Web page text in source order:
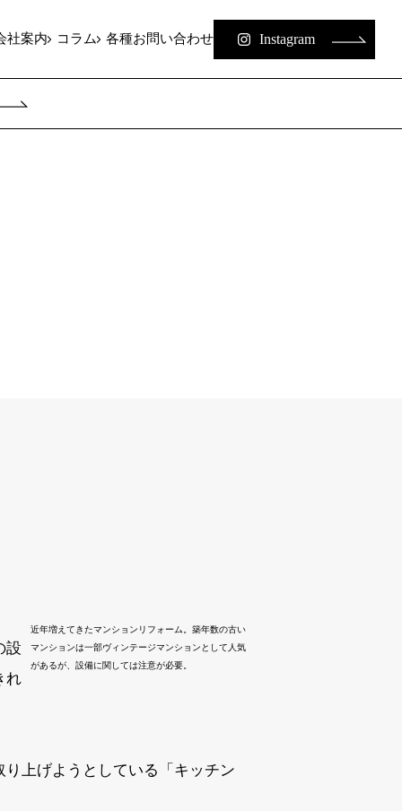
社案内 コラム 各種お問い合わせ Instagram
近年増えてきたマンションリフォーム。築年数の古い
マンションは一部ヴィンテージマンションとして人気
があるが、設備に関しては注意が必要。
設
れ
上げようとしている「キッチン